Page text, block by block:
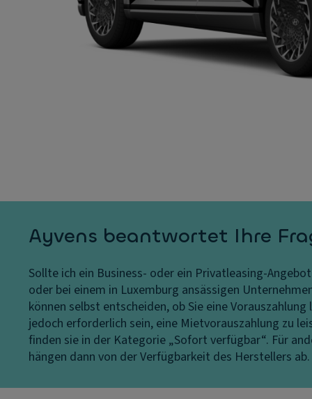
Ayvens beantwortet Ihre
Sollte ich ein Business- oder ein Privatleasing-
oder bei einem in Luxemburg ansässigen
können selbst entscheiden, ob Sie eine
jedoch erforderlich sein, eine Mietvorauszahlung zu
finden sie in der Kategorie „Sofort verfügbar“. Für
hängen dann von der Verfügbarkeit des Herstellers ab.